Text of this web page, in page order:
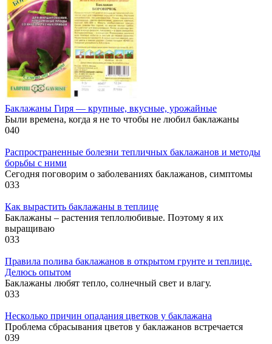
Баклажаны Гиря — крупные, вкусные, урожайные
Были времена, когда я не то чтобы не любил баклажаны
040
Распространенные болезни тепличных баклажанов и методы
борьбы с ними
Сегодня поговорим о заболеваниях баклажанов, симптомы
033
Как вырастить баклажаны в теплице
Баклажаны – растения теплолюбивые. Поэтому я их
выращиваю
033
Правила полива баклажанов в открытом грунте и теплице.
Делюсь опытом
Баклажаны любят тепло, солнечный свет и влагу.
033
Несколько причин опадания цветков у баклажана
Проблема сбрасывания цветов у баклажанов встречается
039